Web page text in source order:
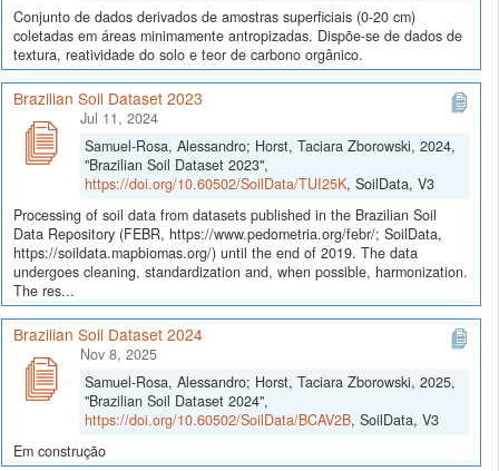
Conjunto de dados derivados de amostras superficiais (0-20 cm)
coletadas em áreas minimamente antropizadas. Dispõe-se de dados de
textura, reatividade do solo e teor de carbono orgânico.
Brazilian Soil Dataset 2023
Jul 11, 2024
Samuel-Rosa, Alessandro; Horst, Taciara Zborowski, 2024,
"Brazilian Soil Dataset 2023",
https://doi.org/10.60502/SoilData/TUI25K, SoilData, V3
Processing of soil data from datasets published in the Brazilian Soil
Data Repository (FEBR, https://www.pedometria.org/febr/; SoilData,
https://soildata.mapbiomas.org/) until the end of 2019. The data
undergoes cleaning, standardization and, when possible, harmonization.
The res...
Brazilian Soil Dataset 2024
Nov 8, 2025
Samuel-Rosa, Alessandro; Horst, Taciara Zborowski, 2025,
"Brazilian Soil Dataset 2024",
https://doi.org/10.60502/SoilData/BCAV2B, SoilData, V3
Em construção